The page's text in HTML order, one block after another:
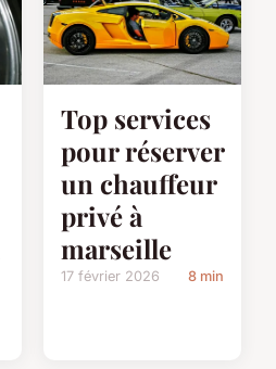
Top services
pour réserver
un chauffeur
privé à
marseille
17 février 2026 8 min